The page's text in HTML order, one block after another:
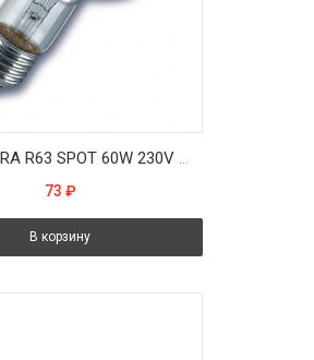
CONCENTRA R63 SPOT 60W 230V 960cd 30° E27 зеркал d63x104 - лампа OSRAM
73 ₽
В корзину